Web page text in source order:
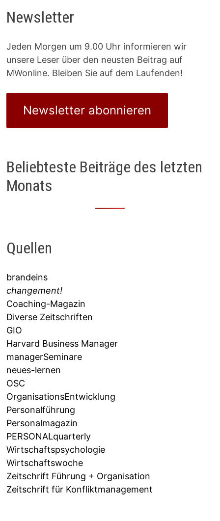
Newsletter
Jeden Morgen um 9.00 Uhr informieren wir
unsere Leser über den neusten Beitrag auf
MWonline. Bleiben Sie auf dem Laufenden!
Newsletter abonnieren
Beliebteste Beiträge des letzten
Monats
Quellen
brandeins
changement!
Coaching-Magazin
Diverse Zeitschriften
GIO
Harvard Business Manager
managerSeminare
neues-lernen
OSC
OrganisationsEntwicklung
Personalführung
Personalmagazin
PERSONALquarterly
Wirtschaftspsychologie
Wirtschaftswoche
Zeitschrift Führung + Organisation
Zeitschrift für Konfliktmanagement